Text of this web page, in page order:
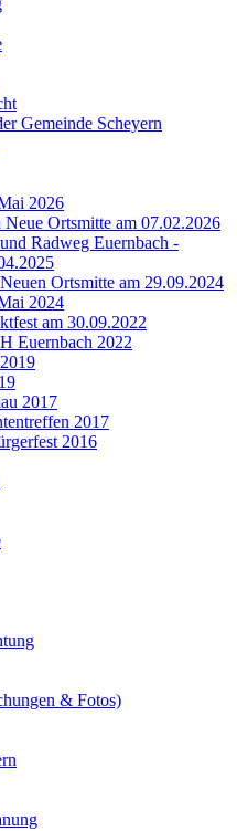
Gemeinde Scheyern
2026
Neue Ortsmitte am 07.02.2026
Radweg Euernbach -
Ortsmitte am 29.09.2024
2024
am 30.09.2022
Euernbach 2022
2017
2017
2016
& Fotos)